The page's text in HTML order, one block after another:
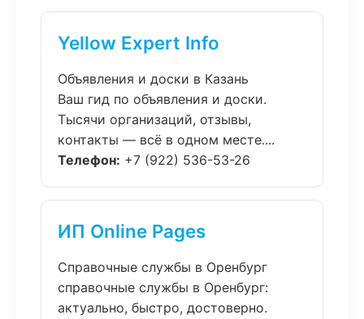
Yellow Expert Info
Объявления и доски в Казань
Ваш гид по объявления и доски.
Тысячи организаций, отзывы,
контакты — всё в одном месте....
Телефон: +7 (922) 536-53-26
ИП Online Pages
Справочные службы в Оренбург
справочные службы в Оренбург:
актуально, быстро, достоверно.